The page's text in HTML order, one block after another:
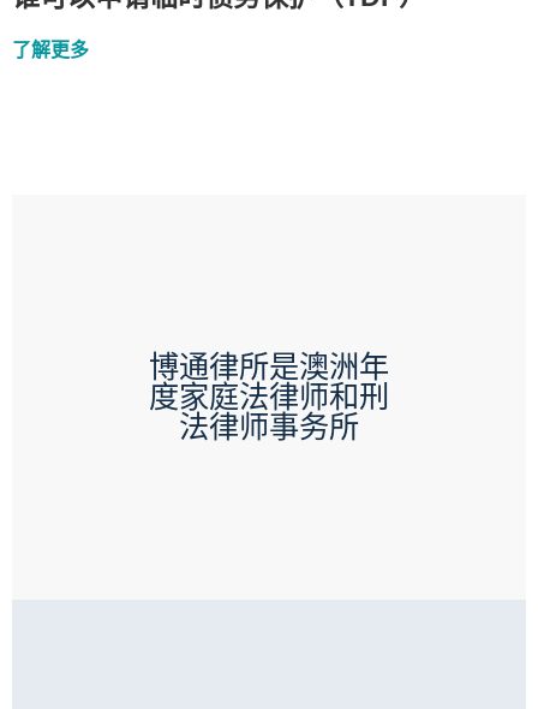
了解更多
博通律所是澳洲年
度家庭法律师和刑
法律师事务所